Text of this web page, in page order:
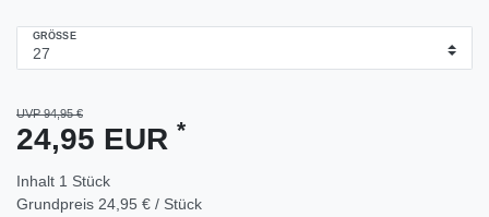
GRÖSSE
UVP 94,95 €
24,95 EUR *
Inhalt 1 Stück
Grundpreis 24,95 € / Stück